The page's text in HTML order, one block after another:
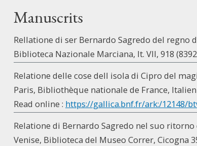
Manuscrits
Rellatione di ser Bernardo Sagredo del regno
Biblioteca Nazionale Marciana, It. VII, 918
Relatione delle cose dell isola di Cipro del
Paris, Bibliothèque nationale de France, Italien
Read online : https://gallica.bnf.fr/ark:/12148/
Relatione di Bernardo Sagredo nel suo
Venise, Biblioteca del Museo Correr, Cicogna